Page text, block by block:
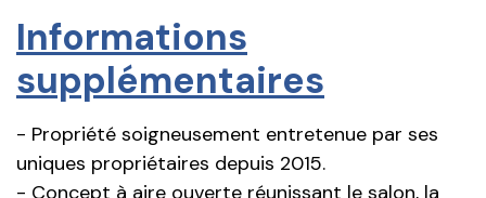
Informations
supplémentaires
- Propriété soigneusement entretenue par ses
uniques propriétaires depuis 2015.
- Concept à aire ouverte réunissant le salon, la